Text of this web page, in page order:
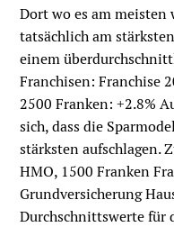
Dort wo es am
tatsächlich am
einem
Franchisen: Franchise
2500 Franken: +2.8%
sich, dass die
stärksten aufschlagen.
HMO, 1500 Franken
Grundversicherung
Durchschnittswerte für